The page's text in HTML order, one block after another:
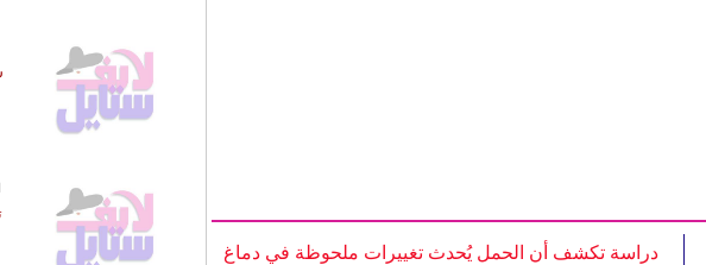
دراسة تكشف أن الحمل يُحدث تغييرات ملحوظة في دماغ